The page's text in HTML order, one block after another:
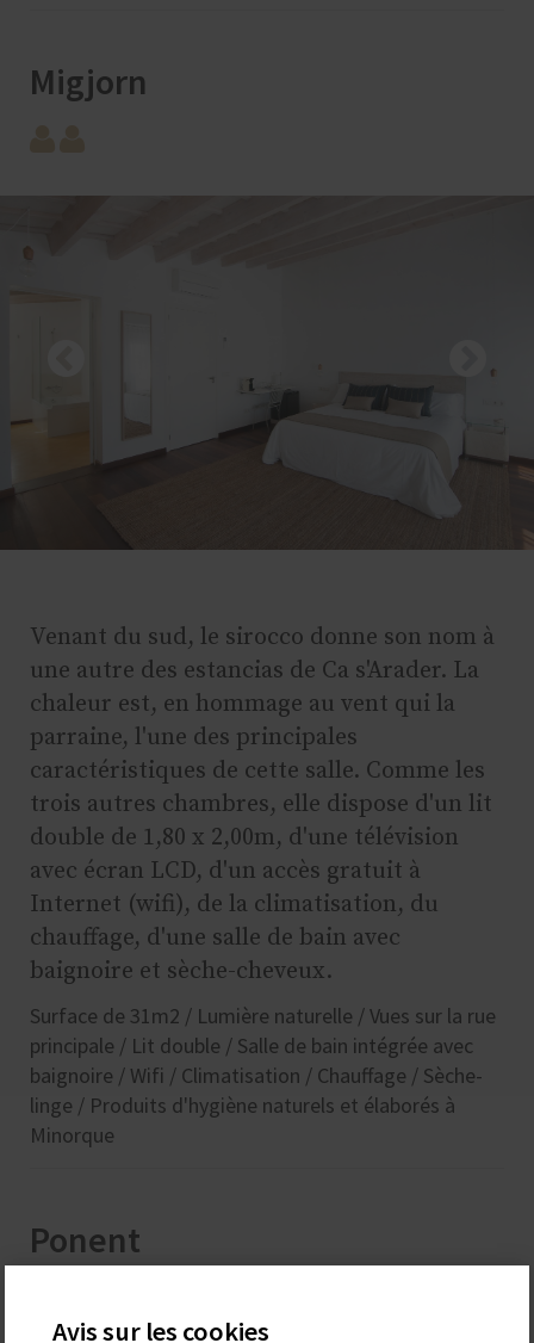
Migjorn
Venant du sud, le sirocco donne son nom à
une autre des estancias de Ca s'Arader. La
chaleur est, en hommage au vent qui la
parraine, l'une des principales
caractéristiques de cette salle. Comme les
trois autres chambres, elle dispose d'un lit
double de 1,80 x 2,00m, d'une télévision
avec écran LCD, d'un accès gratuit à
Internet (wifi), de la climatisation, du
chauffage, d'une salle de bain avec
baignoire et sèche-cheveux.
Surface de 31m2 / Lumière naturelle / Vues sur la rue
principale / Lit double / Salle de bain intégrée avec
baignoire / Wifi / Climatisation / Chauffage / Sèche-
linge / Produits d'hygiène naturels et élaborés à
Minorque
Ponent
Avis sur les cookies